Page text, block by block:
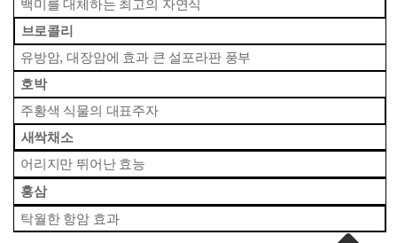
백미를 대체하는 최고의 자연식
브로콜리
유방암, 대장암에 효과 큰 설포라판 풍부
호박
주황색 식물의 대표주자
새싹채소
어리지만 뛰어난 효능
홍삼
탁월한 항암 효과